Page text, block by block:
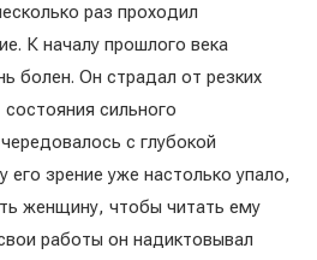
раз проходил
К началу прошлого века
болен. Он страдал от резких
сильного
с глубокой
его зрение уже настолько упало,
женщину, чтобы читать ему
работы он надиктовывал